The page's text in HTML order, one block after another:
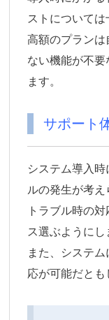
ストについては
高額のプラン
ない機能が不
ます。
サポート
システム導入
ルの発生が考え
トラブル時の
ス選ぶようにし
また、システ
応が可能だとも